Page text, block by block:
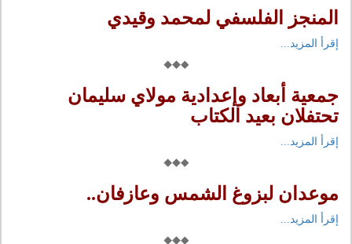
المنجز الفلسفي لمحمد وقيدي
إقرأ المزيد...
جمعية أبعاد وإعدادية مولاي سليمان
تحتفلان بعيد الكتاب
إقرأ المزيد...
موعدان لبزوغ الشمس وعازفان..
إقرأ المزيد...